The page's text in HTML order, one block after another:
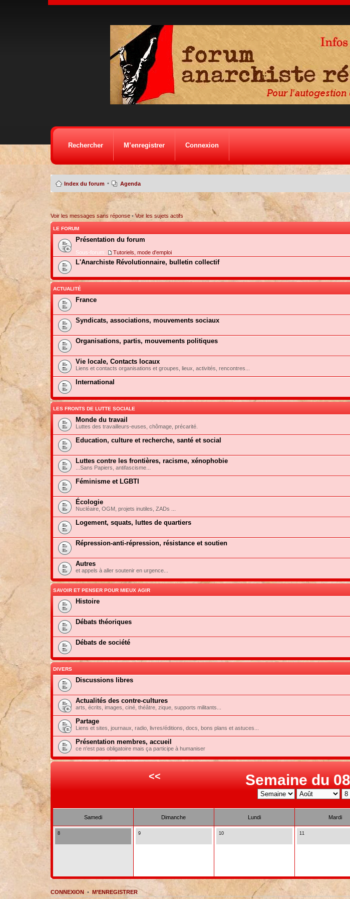
Rechercher M’enregistrer Connexion
Index du forum • Agenda
Voir les messages sans réponse• Voir les sujets actifs
LE FORUM
Présentation du forum
Sous-forum: Tutoriels, mode d'emploi
L'Anarchiste Révolutionnaire, bulletin collectif
ACTUALITÉ
France
Syndicats, associations, mouvements sociaux
Organisations, partis, mouvements politiques
Vie locale, Contacts locaux
Liens et contacts organisations et groupes, lieux, activités, rencontres...
International
LES FRONTS DE LUTTE SOCIALE
Monde du travail
Luttes des travailleurs-euses, chômage, précarité.
Education, culture et recherche, santé et social
Luttes contre les frontières, racisme, xénophobie
...Sans Papiers, antifascisme...
Féminisme et LGBTI
Écologie
Nucléaire, OGM, projets inutiles, ZADs ...
Logement, squats, luttes de quartiers
Répression-anti-répression, résistance et soutien
Autres
et appels à aller soutenir en urgence...
SAVOIR ET PENSER POUR MIEUX AGIR
Histoire
Débats théoriques
Débats de société
DIVERS
Discussions libres
Actualités des contre-cultures
arts, écrits, images, ciné, théâtre, zique, supports militants...
Partage
Liens et sites, journaux, radio, livres/éditions, docs, bons plans et astuces...
Présentation membres, accueil
ce n'est pas obligatoire mais ça participe à humaniser
<< Semaine du
Samedi Dimanche Lundi Mardi
8 9 10 11
CONNEXION• M’ENREGISTRER